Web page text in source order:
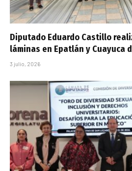
Diputado Eduardo Castillo
láminas en Epatlán y Cuayuca
3 julio, 2026